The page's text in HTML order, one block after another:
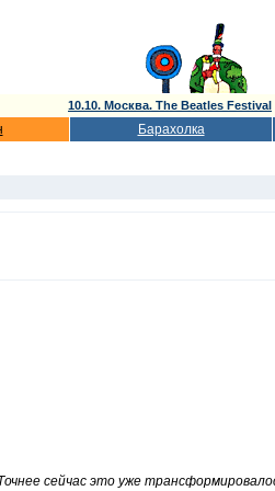
10.10. Москва. The Beatles Festival
Барахолка
сейчас это уже